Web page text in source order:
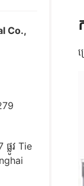
Co.,
លូវ Tie